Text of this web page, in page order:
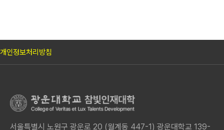
개인정보처리방침
서울특별시 노원구 광운로 20 (월계동 447-1) 광운대학교 139-